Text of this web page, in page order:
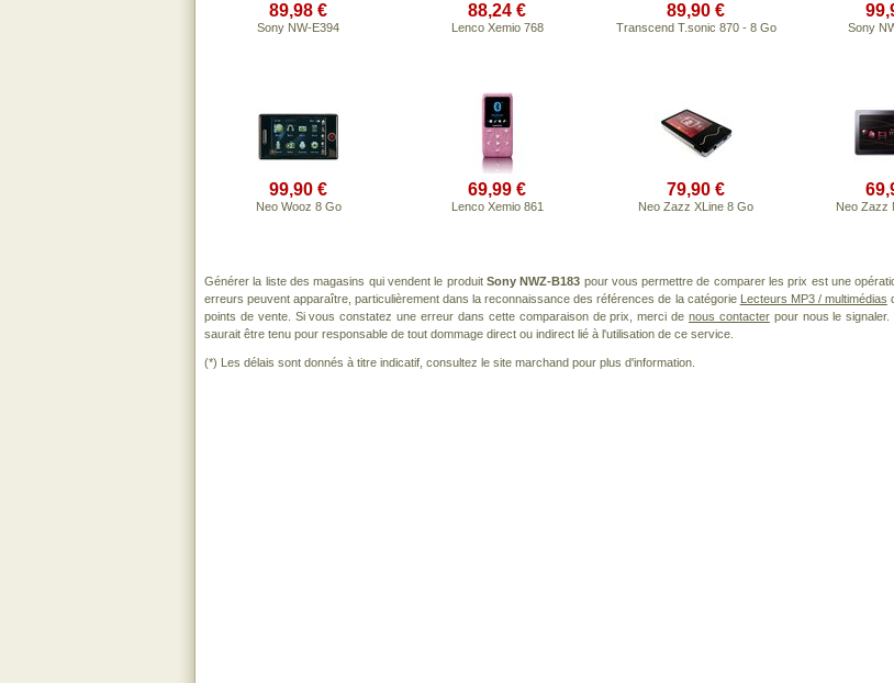
89,98 €
Sony NW-E394
88,24 €
Lenco Xemio 768
89,90 €
Transcend T.sonic 870 - 8 Go Sony
99,90 €
Neo Wooz 8 Go
69,99 €
Lenco Xemio 861
79,90 €
Neo Zazz XLine 8 Go Neo Zazz
Générer la liste des magasins qui vendent le produit Sony NWZ-B183 pour vous permettre de comparer les prix est une
erreurs peuvent apparaître, particulièrement dans la reconnaissance des références de la catégorie Lecteurs MP3 / multimédias
points de vente. Si vous constatez une erreur dans cette comparaison de prix, merci de nous contacterpour nous le signaler.
saurait être tenu pour responsable de tout dommage direct ou indirect lié à l'utilisation de ce service.
(*) Les délais sont donnés à titre indicatif, consultez le site marchand pour plus d'information.